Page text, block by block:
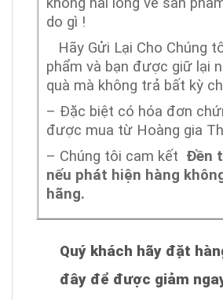
do gì !
Hãy Gửi Lại Cho Chúng
phẩm và bạn được giữ lại
quà mà không trả bất kỳ
– Đặc biệt có hóa đơn
được mua từ Hoàng gia
– Chúng tôi cam kết Đền
nếu phát hiện hàng
hãng.
Quý khách hãy đặt
đây để được giảm